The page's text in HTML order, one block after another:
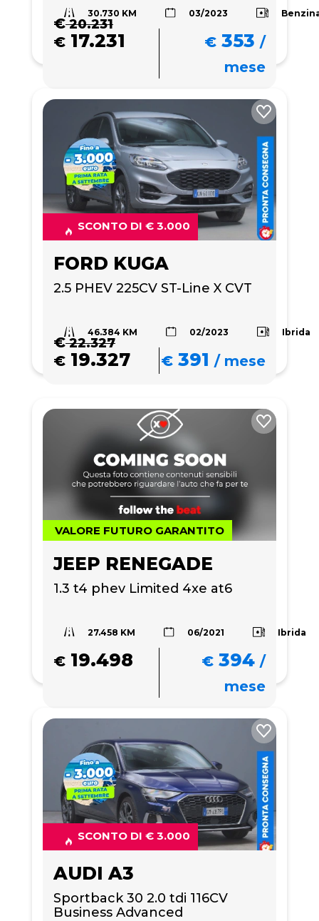
30.730 KM 03/2023
€20.231
€ 17.231 € 353 /
mese
SCONTO DI € 3.000
FORD KUGA
2.5 PHEV 225CV ST-Line X CVT
46.384 KM 02/2023 Ibrida
€22.327
€ 19.327 € 391 /mese
VALORE FUTURO GARANTITO
JEEP RENEGADE
1.3 t4 phev Limited 4xe at6
27.458 KM 06/2021 Ibrida
€ 19.498 € 394 /
mese
SCONTO DI € 3.000
AUDI A3
Sportback 30 2.0 tdi 116CV
Business Advanced